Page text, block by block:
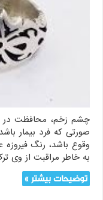
چشم زخم، محافظت در
صورتی که فرد بیمار
وقوع باشد، رنگ
به خاطر مراقبت از وی
توضیحات بیشتر »